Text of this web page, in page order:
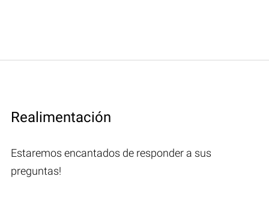
Realimentación
Estaremos encantados de responder a sus
preguntas!